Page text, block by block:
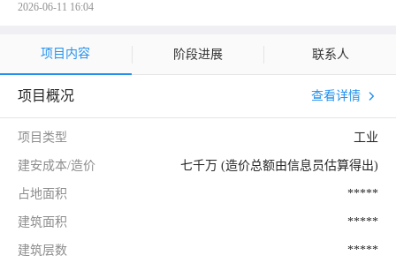
2026-06-11 16:04
项目内容 阶段进展 联系人
项目概况 查看详情
项目类型 工业
建安成本/造价 七千万 (造价总额由信息员估算得出)
占地面积 *****
建筑面积 *****
建筑层数 *****